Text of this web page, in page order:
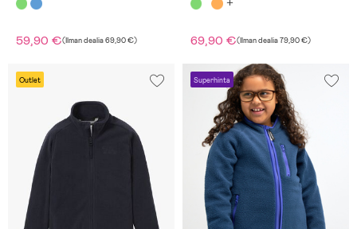
59,90 €(Ilman dealia69,90 €) 69,90 €(Ilman dealia79,90 €)
Outlet Superhinta